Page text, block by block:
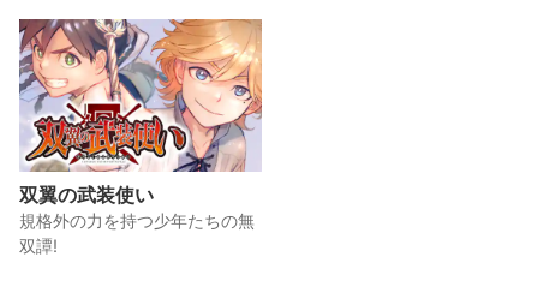
双翼の武装使い
規格外の力を持つ少年たちの無
双譚!